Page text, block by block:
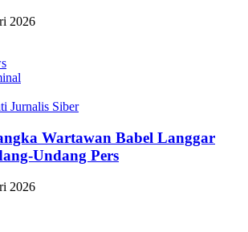
2026
Jurnalis Siber
Wartawan Babel Langgar
Undang Pers
2026